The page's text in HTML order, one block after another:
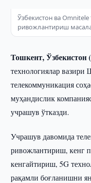
Ўзбекистон ва
ривожлантириш
Тошкент,
технологиялар
телекоммуникация
муҳандислик
учрашув ўтказди.
Учрашув давомида
ривожлантириш, кенг
кенгайтириш, 5G
рақамли боғланишни